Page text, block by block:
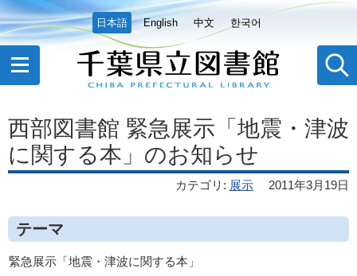
日本語 English 中文 한국어
西部図書館 緊急展示「地震・津波
に関する本」のお知らせ
カテゴリ : 展示 2011年3月19日
テーマ
緊急展示「地震・津波に関する本」